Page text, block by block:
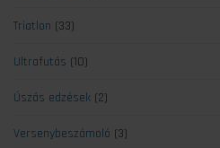
Triatlon (33)
Ultrafutás (10)
Úszás edzések (2)
Versenybeszámoló (3)